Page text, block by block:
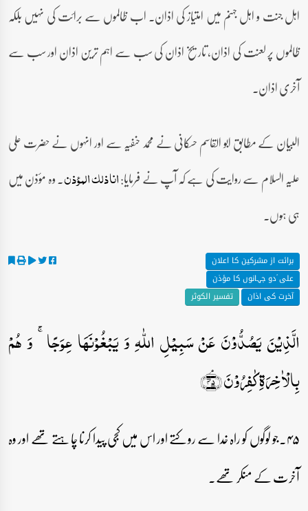
اہل جنت و اہل جہنم میں امتیاز کی اذان۔ اب ظالموں سے برائت کی نہیں بلکہ
ظالموں پر لعنت کی اذان، تاریخ اذان کی سب سے اہم ترین اذان اور سب سے
آخری اذان۔
البیان کے مطابق ابو القاسم حسکانی نے محمد حنفیہ سے اور انہوں نے حضرت علی
علیہ السلام سے روایت کی ہے کہ آپ نے فرمایا:انا ذلک المؤذن۔ وہ مؤذن میں
ہی ہوں۔
برائت از مشرکین کا اعلان
علی ؑدو جہانوں کا مؤذن
آخرت کی اذان
تفسیر الکوثر
الَّذِیۡنَ یَصُدُّوۡنَ عَنۡ سَبِیۡلِ اللّٰہِ وَ یَبۡغُوۡنَہَا عِوَجًا ۚ وَ ہُمۡ
بِالۡاٰخِرَۃِ کٰفِرُوۡنَ ﴿ۘ۴۵﴾
۴۵۔جو لوگوں کو راہ خدا سے روکتے اور اس میں کجی پیدا کرنا چاہتے تھے اور وہ
آخرت کے منکر تھے۔